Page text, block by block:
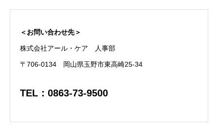
＜お問い合わせ先＞
株式会社アール・ケア 人事部
〒706-0134 岡山県玉野市東高崎25-34
TEL：0863-73-9500